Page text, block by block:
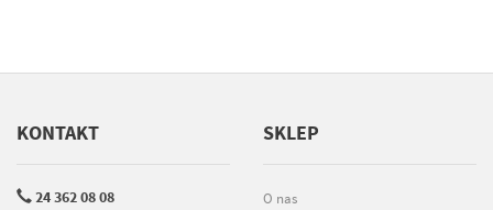
KONTAKT
24 362 08 08
SKLEP
O nas